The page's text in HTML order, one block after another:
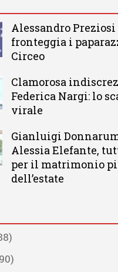
Alessandro Preziosi
fronteggia i
Circeo
Clamorosa
Federica Nargi: lo
virale
Gianluigi
Alessia Elefante,
per il matrimonio
dell’estate